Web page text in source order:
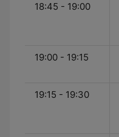
18:45 - 19:00
19:00 - 19:15
19:15 - 19:30